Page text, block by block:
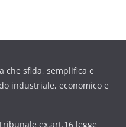
che sfida, semplifica e
industriale, economico e
ex.art.16 legge